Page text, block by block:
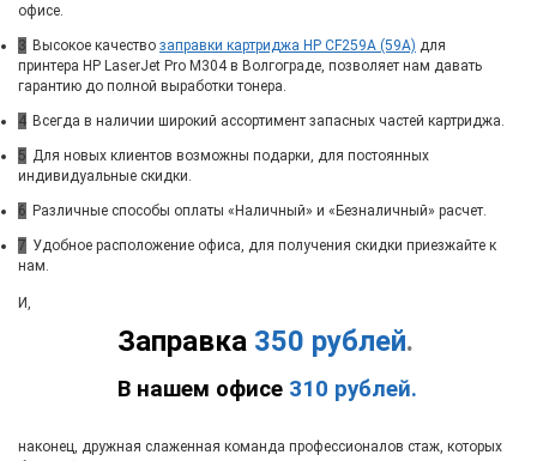
офисе.
3 Высокое качество заправки картриджа HP CF259A (59A) для
принтера HP LaserJet Pro M304 в Волгограде, позволяет нам давать
гарантию до полной выработки тонера.
4 Всегда в наличии широкий ассортимент запасных частей картриджа.
5 Для новых клиентов возможны подарки, для постоянных
индивидуальные скидки.
6 Различные способы оплаты «Наличный» и «Безналичный» расчет.
7 Удобное расположение офиса, для получения скидки приезжайте к
нам.
Заправка 350 рублей.
В нашем офисе 310 рублей.
И,
наконец, дружная слаженная команда профессионалов стаж, которых